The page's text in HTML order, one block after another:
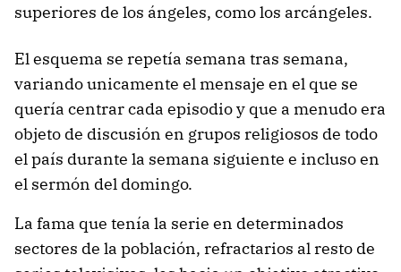
superiores de los ángeles, como los arcángeles.
El esquema se repetía semana tras semana,
variando unicamente el mensaje en el que se
quería centrar cada episodio y que a menudo era
objeto de discusión en grupos religiosos de todo
el país durante la semana siguiente e incluso en
el sermón del domingo.
La fama que tenía la serie en determinados
sectores de la población, refractarios al resto de